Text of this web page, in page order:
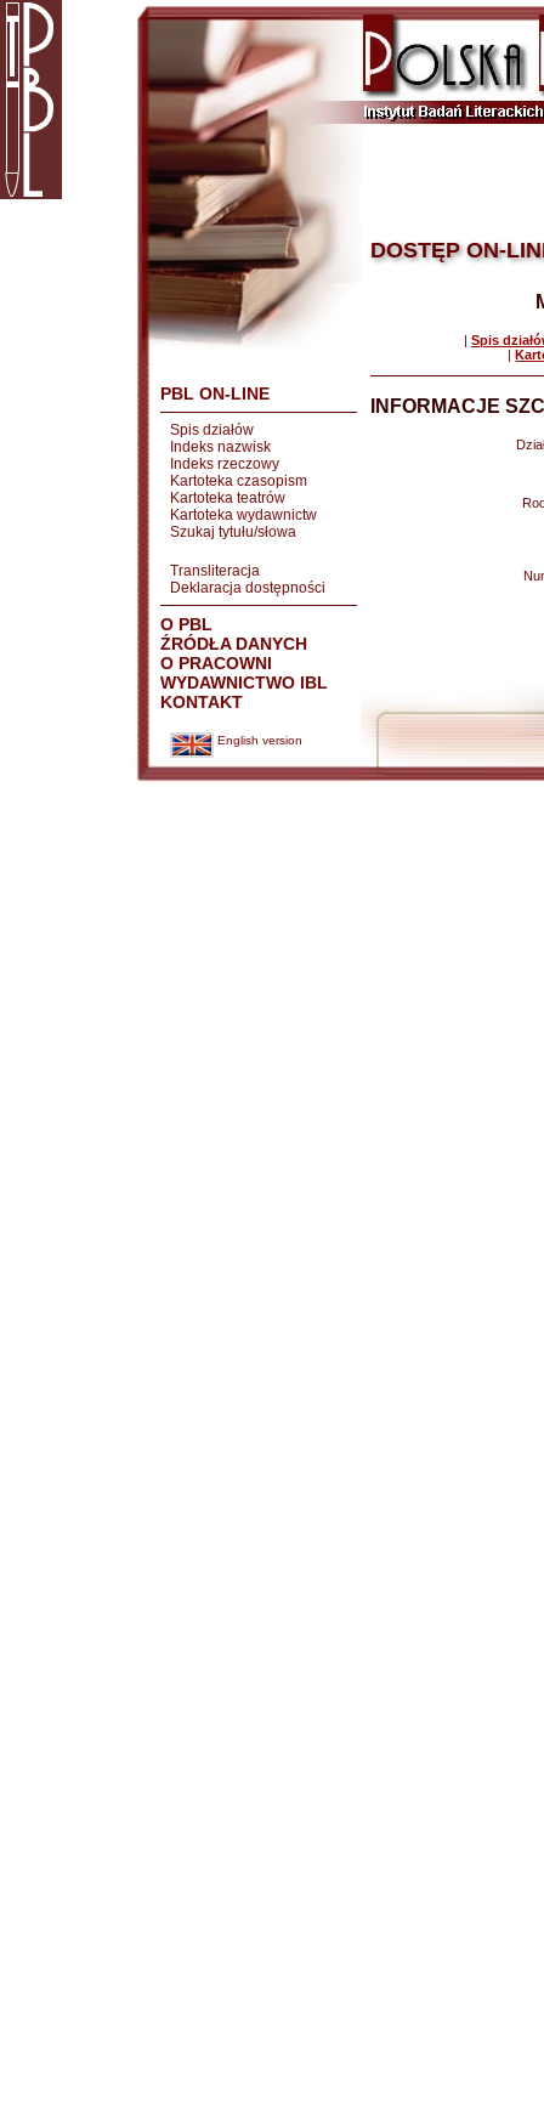
PBL ON-LINE
Spis działów
Indeks nazwisk
Indeks rzeczowy
Kartoteka czasopism
Kartoteka teatrów
Kartoteka wydawnictw
Szukaj tytułu/słowa
Transliteracja
Deklaracja dostępności
O PBL
ŹRÓDŁA DANYCH
O PRACOWNI
WYDAWNICTWO IBL
KONTAKT
English version
DOSTĘP ON-
| Spis
|
INFORMACJE